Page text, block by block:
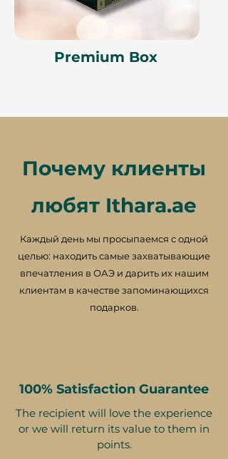
Premium Box
Почему клиенты
любят Ithara.ae
Каждый день мы просыпаемся с одной
целью: находить самые захватывающие
впечатления в ОАЭ и дарить их нашим
клиентам в качестве запоминающихся
подарков.
100% Satisfaction Guarantee
The recipient will love the experience
or we will return its value to them in
points.